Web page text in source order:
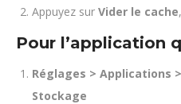
Appuyez sur Vider le cache
Pour l’application
Réglages > Applications
Stockage